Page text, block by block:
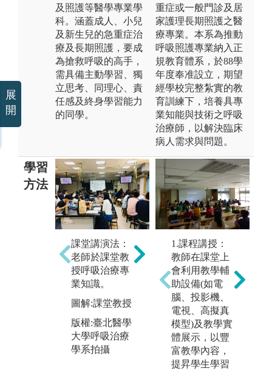
及照護等醫學專業學
科。涵蓋成人、小兒
及新生兒的急重症治
療及長期照護，要成
為搶救呼吸的高手，
需具備主動學習、獨
立思考、同理心、責
任感及終身學習能力
的同學。
重症或一般門診及居
家護理長期照護之醫
療專業。本系為推動
呼吸照護專業納入正
規教育體系，於88學
年度奉准設立，期望
經學校完整紮實的教
育訓練下，培養具專
業知能與技術之呼吸
治療師，以解決臨床
病人需求與問題。
學習
方法
課堂講演法：
老師於課堂教
授呼吸治療專
業知識。
圖解:課堂教授
版權:臺北醫學
大學呼吸治療
學系拍攝
案例分析：針
對各項常見疾
病病例，作案
例分析討論。
圖解:臨床病理
討論
版權:台北醫學
大學呼吸治療
學系拍攝
1.課程講授：
教師在課堂上
會利用教學輔
助設備(如電
腦、投影機、
電視、高擬真
模型)及教學實
體展示，以豐
富教學內容，
提昇學生學習
展
開